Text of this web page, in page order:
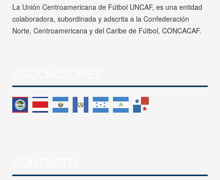
La Unión Centroamericana de Fútbol UNCAF, es una entidad
colaboradora, subordinada y adscrita a la Confederación
Norte, Centroamericana y del Caribe de Fútbol, CONCACAF.